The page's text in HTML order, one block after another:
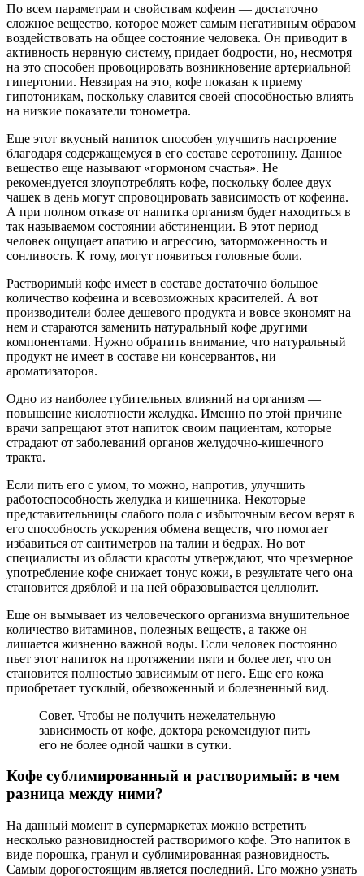
По всем параметрам и свойствам кофеин — достаточно
сложное вещество, которое может самым негативным образом
воздействовать на общее состояние человека. Он приводит в
активность нервную систему, придает бодрости, но, несмотря
на это способен провоцировать возникновение артериальной
гипертонии. Невзирая на это, кофе показан к приему
гипотоникам, поскольку славится своей способностью влиять
на низкие показатели тонометра.
Еще этот вкусный напиток способен улучшить настроение
благодаря содержащемуся в его составе серотонину. Данное
вещество еще называют «гормоном счастья». Не
рекомендуется злоупотреблять кофе, поскольку более двух
чашек в день могут спровоцировать зависимость от кофеина.
А при полном отказе от напитка организм будет находиться в
так называемом состоянии абстиненции. В этот период
человек ощущает апатию и агрессию, заторможенность и
сонливость. К тому, могут появиться головные боли.
Растворимый кофе имеет в составе достаточно большое
количество кофеина и всевозможных красителей. А вот
производители более дешевого продукта и вовсе экономят на
нем и стараются заменить натуральный кофе другими
компонентами. Нужно обратить внимание, что натуральный
продукт не имеет в составе ни консервантов, ни
ароматизаторов.
Одно из наиболее губительных влияний на организм —
повышение кислотности желудка. Именно по этой причине
врачи запрещают этот напиток своим пациентам, которые
страдают от заболеваний органов желудочно-кишечного
тракта.
Если пить его с умом, то можно, напротив, улучшить
работоспособность желудка и кишечника. Некоторые
представительницы слабого пола с избыточным весом верят в
его способность ускорения обмена веществ, что помогает
избавиться от сантиметров на талии и бедрах. Но вот
специалисты из области красоты утверждают, что чрезмерное
употребление кофе снижает тонус кожи, в результате чего она
становится дряблой и на ней образовывается целлюлит.
Еще он вымывает из человеческого организма внушительное
количество витаминов, полезных веществ, а также он
лишается жизненно важной воды. Если человек постоянно
пьет этот напиток на протяжении пяти и более лет, что он
становится полностью зависимым от него. Еще его кожа
приобретает тусклый, обезвоженный и болезненный вид.
Совет. Чтобы не получить нежелательную
зависимость от кофе, доктора рекомендуют пить
его не более одной чашки в сутки.
Кофе сублимированный и растворимый: в чем
разница между ними?
На данный момент в супермаркетах можно встретить
несколько разновидностей растворимого кофе. Это напиток в
виде порошка, гранул и сублимированная разновидность.
Самым дорогостоящим является последний. Его можно узнать